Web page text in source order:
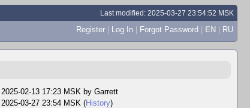
Last modified: 2025-03-27 23:54:52 MSK
Register | Log In | Forgot Password | EN | RU
2025-02-13 17:23 MSK by Garrett
2025-03-27 23:54 MSK (History)